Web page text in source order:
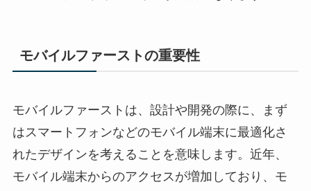
モバイルファーストの重要性
モバイルファーストは、設計や開発の際に、まず
はスマートフォンなどのモバイル端末に最適化さ
れたデザインを考えることを意味します。近年、
モバイル端末からのアクセスが増加しており、モ